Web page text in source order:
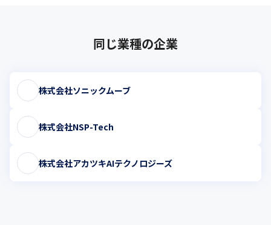
同じ業種の企業
株式会社ソニックムーブ
株式会社NSP-Tech
株式会社アカツキAIテクノロジーズ